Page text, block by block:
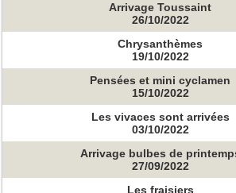
Arrivage Toussaint
26/10/2022
Chrysanthèmes
19/10/2022
Pensées et mini cyclamen
15/10/2022
Les vivaces sont arrivées
03/10/2022
Arrivage bulbes de
27/09/2022
Les fraisiers